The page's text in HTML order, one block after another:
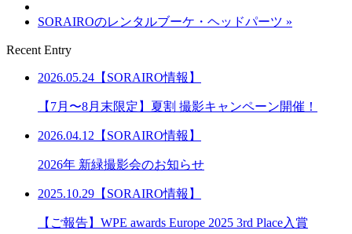
SORAIROのレンタルブーケ・ヘッドパーツ »
Recent Entry
2026.05.24【SORAIRO情報】
【7月〜8月末限定】夏割 撮影キャンペーン開催！
2026.04.12【SORAIRO情報】
2026年 新緑撮影会のお知らせ
2025.10.29【SORAIRO情報】
【ご報告】WPE awards Europe 2025 3rd Place入賞